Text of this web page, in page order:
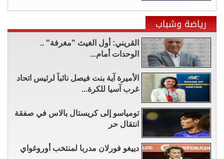
رياضة وشباب
القريني: أول الغيث "مغرفة" ..
الوحدات أمام...
الأميرة آية بنت فيصل نائباً لرئيس اتحاد
غرب آسيا للكرة...
تومياسو إلى كريستال بالاس في صفقة
انتقال حر
دييغو فورلان مدربا لمنتخب أوروغواي